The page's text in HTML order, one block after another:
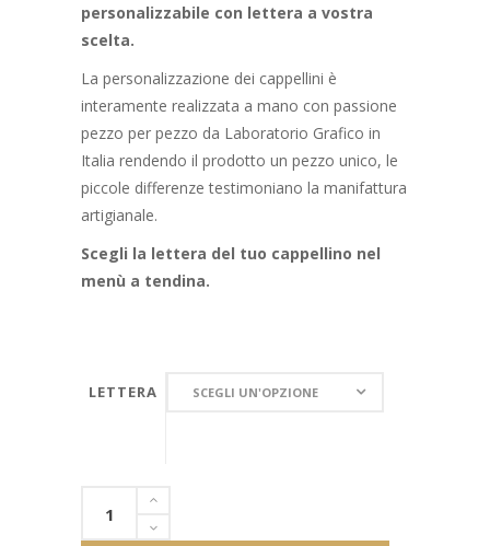
personalizzabile con lettera a vostra
scelta.
La personalizzazione dei cappellini è
interamente realizzata a mano con passione
pezzo per pezzo da Laboratorio Grafico in
Italia rendendo il prodotto un pezzo unico, le
piccole differenze testimoniano la manifattura
artigianale.
Scegli la lettera del tuo cappellino nel
menù a tendina.
LETTERA SCEGLI UN'OPZIONE
LETTERA
Cappellino
donna